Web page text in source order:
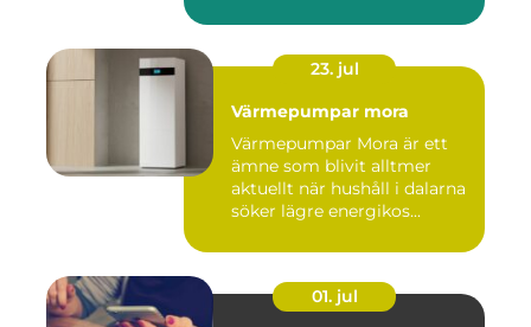
23. jul
Värmepumpar mora
Värmepumpar Mora är ett
ämne som blivit alltmer
aktuellt när hushåll i dalarna
söker lägre energikos...
01. jul